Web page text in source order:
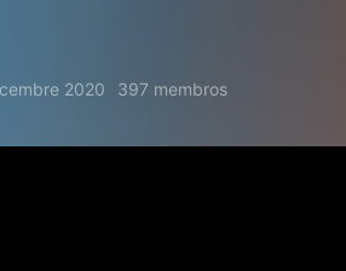
2020 397 membros